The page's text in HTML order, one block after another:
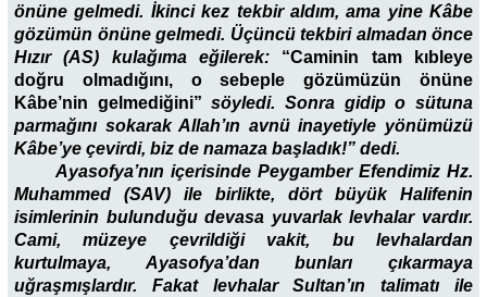
önüne gelmedi. İkinci kez tekbir aldım, ama yine Kâbe
gözümün önüne gelmedi. Üçüncü tekbiri almadan önce
Hızır (AS) kulağıma eğilerek: “Caminin tam kıbleye
doğru olmadığını, o sebeple gözümüzün önüne
Kâbe’nin gelmediğini” söyledi. Sonra gidip o sütuna
parmağını sokarak Allah’ın avnü inayetiyle yönümüzü
Kâbe’ye çevirdi, biz de namaza başladık!” dedi.
Ayasofya’nın içerisinde Peygamber Efendimiz Hz.
Muhammed (SAV) ile birlikte, dört büyük Halifenin
isimlerinin bulunduğu devasa yuvarlak levhalar vardır.
Cami, müzeye çevrildiği vakit, bu levhalardan
kurtulmaya, Ayasofya’dan bunları çıkarmaya
uğraşmışlardır. Fakat levhalar Sultan’ın talimatı ile